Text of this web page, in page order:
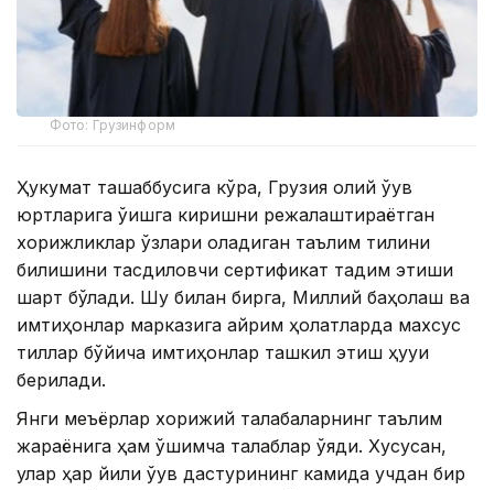
Фото: Грузинформ
Ҳукумат ташаббусига кўра, Грузия олий ўқув
юртларига ўқишга киришни режалаштираётган
хорижликлар ўзлари оладиган таълим тилини
билишини тасдиқловчи сертификат тақдим этиши
шарт бўлади. Шу билан бирга, Миллий баҳолаш ва
имтиҳонлар марказига айрим ҳолатларда махсус
тиллар бўйича имтиҳонлар ташкил этиш ҳуқуқи
берилади.
Янги меъёрлар хорижий талабаларнинг таълим
жараёнига ҳам қўшимча талаблар қўяди. Хусусан,
улар ҳар йили ўқув дастурининг камида учдан бир